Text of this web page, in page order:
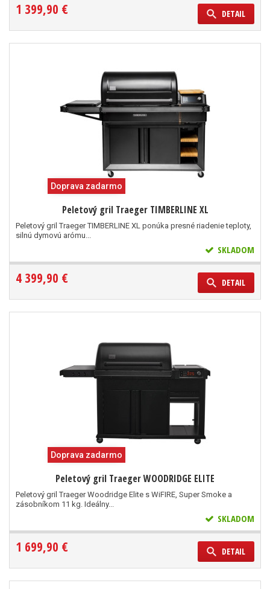
1 399,90 € DETAIL
Doprava zadarmo
Peletový gril Traeger TIMBERLINE XL
Peletový gril Traeger TIMBERLINE XL ponúka presné riadenie teploty,
silnú dymovú arómu...
SKLADOM
4 399,90 € DETAIL
Doprava zadarmo
Peletový gril Traeger WOODRIDGE ELITE
Peletový gril Traeger Woodridge Elite s WiFIRE, Super Smoke a
zásobníkom 11 kg. Ideálny...
SKLADOM
1 699,90 € DETAIL